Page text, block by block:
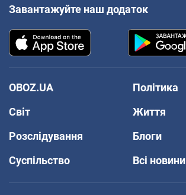
Завантажуйте наш додаток
OBOZ.UA
Політика
Світ
Життя
Розслідування
Блоги
Суспільство
Всі новини